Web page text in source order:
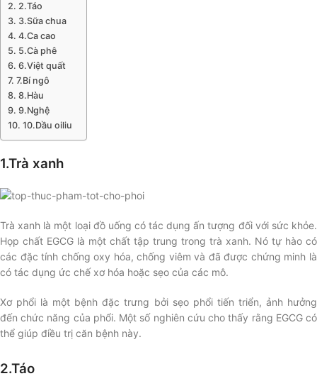
2.Táo
3.Sữa chua
4.Ca cao
5.Cà phê
6.Việt quất
7.Bí ngô
8.Hàu
9.Nghệ
10.Dầu oiliu
1.Trà xanh
Trà xanh là một loại đồ uống có tác dụng ấn tượng đối với sức khỏe.
Họp chất EGCG là một chất tập trung trong trà xanh. Nó tự hào có
các đặc tính chống oxy hóa, chống viêm và đã được chứng minh là
có tác dụng ức chế xơ hóa hoặc sẹo của các mô.
Xơ phổi là một bệnh đặc trưng bởi sẹo phổi tiến triển, ảnh hưởng
đến chức năng của phổi. Một số nghiên cứu cho thấy rằng EGCG có
thể giúp điều trị căn bệnh này.
2.Táo